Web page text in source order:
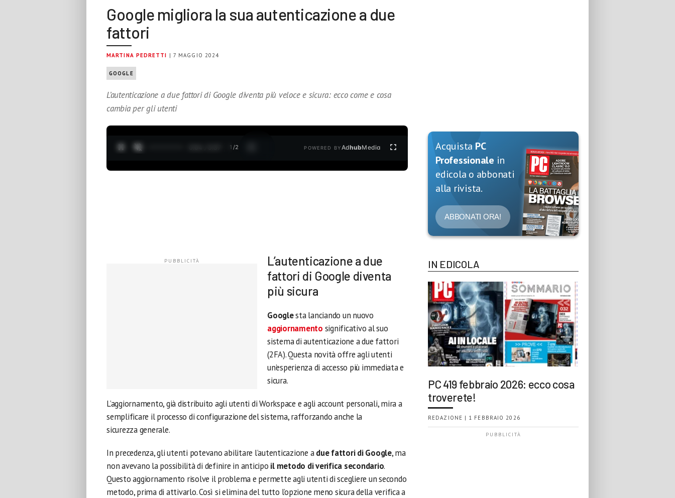
Google migliora la sua autenticazione a due
fattori
MARTINA PEDRETTI | 7 MAGGIO 2024
GOOGLE
L’autenticazione a due fattori di Google diventa più veloce e sicura: ecco come e cosa
cambia per gli utenti
1 /2 POWERED BYAdhubMedia
L’autenticazione a due
fattori di Google diventa
più sicura
Googlesta lanciando un nuovo
aggiornamento significativo al suo
sistema di autenticazione a due fattori
(2FA). Questa novità offre agli utenti
un’esperienza di accesso più immediata e
sicura.
L’aggiornamento, già distribuito agli utenti di Workspace e agli account personali, mira a
semplificare il processo di configurazione del sistema, rafforzando anche la
sicurezza generale.
In precedenza, gli utenti potevano abilitare l’autenticazione adue fattori di Google, ma
non avevano la possibilità di definire in anticipo il metodo di verifica secondario.
Questo aggiornamento risolve il problema e permette agli utenti di scegliere un secondo
metodo, prima di attivarlo. Così si elimina del tutto l’opzione meno sicura della verifica a
Acquista PC
Professionale in
edicola o abbonati
alla rivista.
ABBONATI ORA!
IN EDICOLA
PC 419 febbraio 2026: ecco cosa
troverete!
REDAZIONE | 1 FEBBRAIO 2026